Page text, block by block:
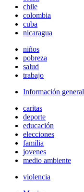
chile
colombia
cuba
nicaragua
niños
pobreza
salud
trabajo
Información general
caritas
deporte
educación
elecciones
familia
jovenes
medio ambiente
violencia